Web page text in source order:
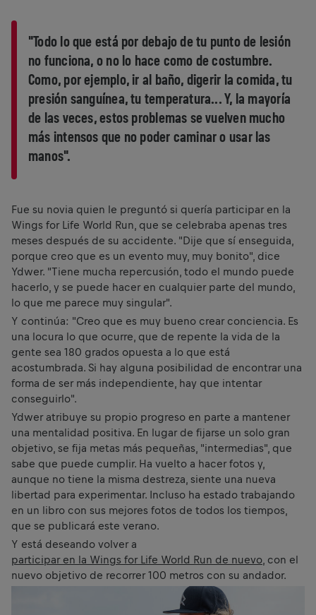
"Todo lo que está por debajo de tu punto de lesión
no funciona, o no lo hace como de costumbre.
Como, por ejemplo, ir al baño, digerir la comida, tu
presión sanguínea, tu temperatura... Y, la mayoría
de las veces, estos problemas se vuelven mucho
más intensos que no poder caminar o usar las
manos".
Fue su novia quien le preguntó si quería participar en la
Wings for Life World Run, que se celebraba apenas tres
meses después de su accidente. "Dije que sí enseguida,
porque creo que es un evento muy, muy bonito", dice
Ydwer. "Tiene mucha repercusión, todo el mundo puede
hacerlo, y se puede hacer en cualquier parte del mundo,
lo que me parece muy singular".
Y continúa: "Creo que es muy bueno crear conciencia. Es
una locura lo que ocurre, que de repente la vida de la
gente sea 180 grados opuesta a lo que está
acostumbrada. Si hay alguna posibilidad de encontrar una
forma de ser más independiente, hay que intentar
conseguirlo".
Ydwer atribuye su propio progreso en parte a mantener
una mentalidad positiva. En lugar de fijarse un solo gran
objetivo, se fija metas más pequeñas, "intermedias", que
sabe que puede cumplir. Ha vuelto a hacer fotos y,
aunque no tiene la misma destreza, siente una nueva
libertad para experimentar. Incluso ha estado trabajando
en un libro con sus mejores fotos de todos los tiempos,
que se publicará este verano.
Y está deseando volver a
participar en la Wings for Life World Run de nuevo , con el
nuevo objetivo de recorrer 100 metros con su andador.